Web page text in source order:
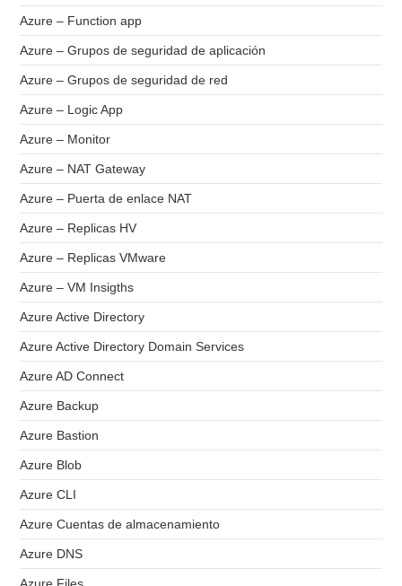
Azure – Function app
Azure – Grupos de seguridad de aplicación
Azure – Grupos de seguridad de red
Azure – Logic App
Azure – Monitor
Azure – NAT Gateway
Azure – Puerta de enlace NAT
Azure – Replicas HV
Azure – Replicas VMware
Azure – VM Insigths
Azure Active Directory
Azure Active Directory Domain Services
Azure AD Connect
Azure Backup
Azure Bastion
Azure Blob
Azure CLI
Azure Cuentas de almacenamiento
Azure DNS